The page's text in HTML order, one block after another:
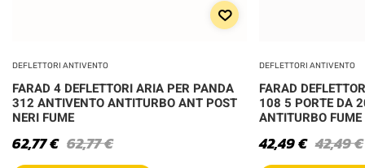
DEFLETTORI ANTIVENTO
FARAD 4 DEFLETTORI ARIA PER PANDA
312 ANTIVENTO ANTITURBO ANT POST
NERI FUME
62,77€
62,77€
DEFLETTORI ANTIVENTO
FARAD
108 5 PORTE DA
ANTITURBO FUME
42,49€
42,49€